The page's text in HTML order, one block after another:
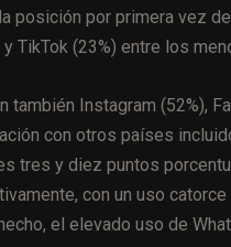
posición por primera vez
TikTok (23%) entre los
Instagram (52%),
con otros países
tres y diez puntos
con un uso
el elevado uso de